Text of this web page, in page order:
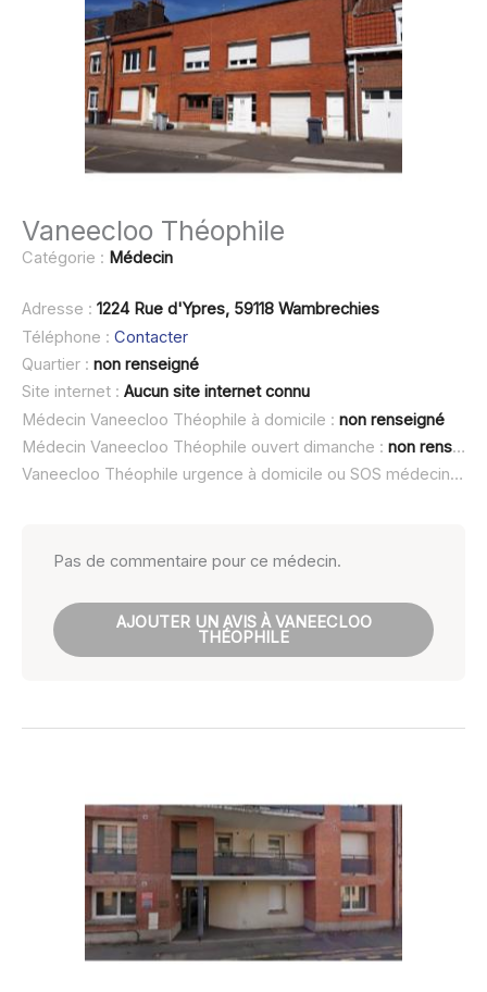
Vaneecloo Théophile
Catégorie : Médecin
Adresse : 1224 Rue d'Ypres, 59118 Wambrechies
Téléphone : Contacter
Quartier : non renseigné
Site internet : Aucun site internet connu
Médecin Vaneecloo Théophile à domicile : non renseigné
Médecin Vaneecloo Théophile ouvert dimanche : non renseigné
Vaneecloo Théophile urgence à domicile ou SOS médecin :
Pas de commentaire pour ce médecin.
AJOUTER UN AVIS À VANEECLOO
THÉOPHILE